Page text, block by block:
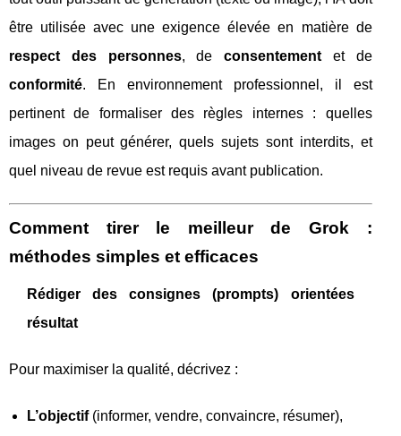
être utilisée avec une exigence élevée en matière de
respect des personnes, deconsentement et de
conformité. En environnement professionnel, il est
pertinent de formaliser des règles internes : quelles
images on peut générer, quels sujets sont interdits, et
quel niveau de revue est requis avant publication.
Comment tirer le meilleur de Grok :
méthodes simples et efficaces
Rédiger des consignes (prompts) orientées
résultat
Pour maximiser la qualité, décrivez :
L’objectif(informer, vendre, convaincre, résumer),